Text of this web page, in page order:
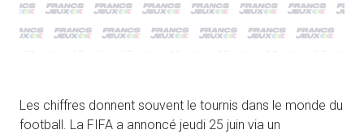
Les chiffres donnent souvent le tournis dans le monde du
football. La FIFA a annoncé jeudi 25 juin via un